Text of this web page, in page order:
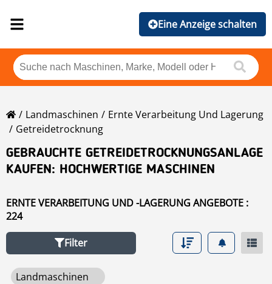
Eine Anzeige schalten
Landmaschinen
Ernte Verarbeitung Und Lagerung
Getreidetrocknung
GEBRAUCHTE GETREIDETROCKNUNGSANLAGE
KAUFEN: HOCHWERTIGE MASCHINEN
ERNTE VERARBEITUNG UND -LAGERUNG ANGEBOTE :
224
Filter
Landmaschinen